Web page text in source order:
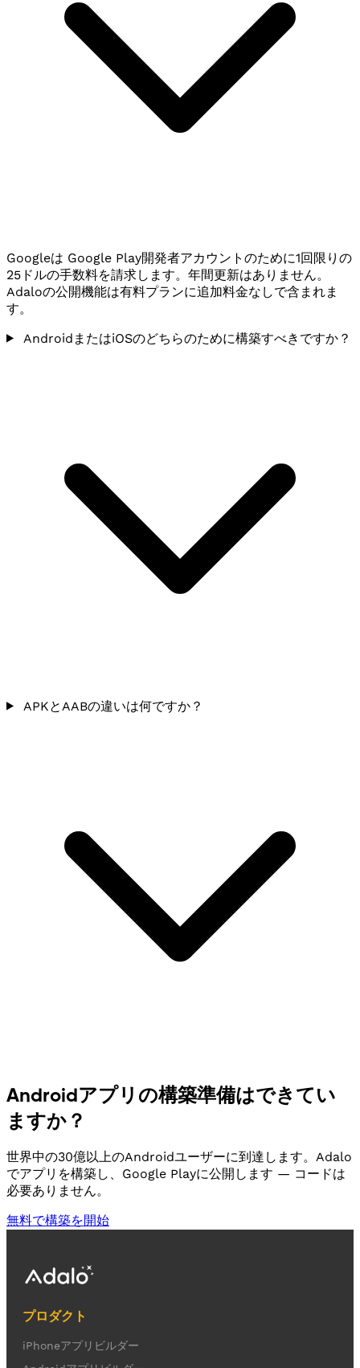
Googleは Google Play開発者アカウントのために1回限りの
25ドルの手数料を請求します。年間更新はありません。
Adaloの公開機能は有料プランに追加料金なしで含まれま
す。
AndroidまたはiOSのどちらのために構築すべきですか？
APKとAABの違いは何ですか？
Androidアプリの構築準備はできてい
ますか？
世界中の30億以上のAndroidユーザーに到達します。Adalo
でアプリを構築し、Google Playに公開します — コードは
必要ありません。
無料で構築を開始
プロダクト
iPhoneアプリビルダー